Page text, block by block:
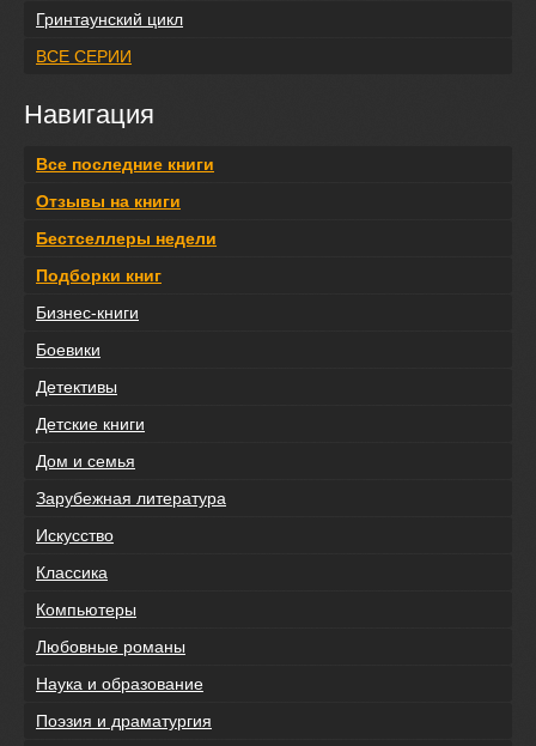
Гринтаунский цикл
ВСЕ СЕРИИ
Навигация
Все последние книги
Отзывы на книги
Бестселлеры недели
Подборки книг
Бизнес-книги
Боевики
Детективы
Детские книги
Дом и семья
Зарубежная литература
Искусство
Классика
Компьютеры
Любовные романы
Наука и образование
Поэзия и драматургия